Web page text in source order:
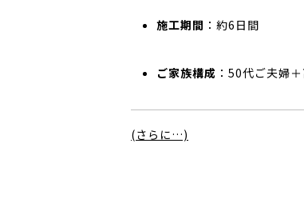
施工期間 ：約6日間
ご家族構成 ：50代ご夫婦
(さらに…)